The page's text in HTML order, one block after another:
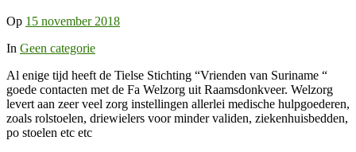
Op 15 november 2018
In Geen categorie
Al enige tijd heeft de Tielse Stichting “Vrienden van Suriname “
goede contacten met de Fa Welzorg uit Raamsdonkveer. Welzorg
levert aan zeer veel zorg instellingen allerlei medische hulpgoederen,
zoals rolstoelen, driewielers voor minder validen, ziekenhuisbedden,
po stoelen etc etc